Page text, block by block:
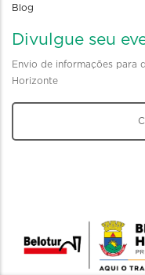
Blog
Divulgue seu
Envio de informações para
Horizonte